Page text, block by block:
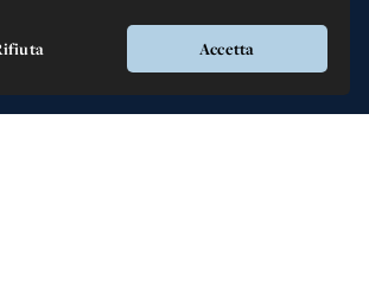
Accetta